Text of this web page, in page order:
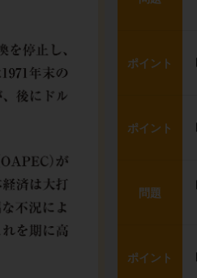
ポイント
ポイント
問題
ポイント